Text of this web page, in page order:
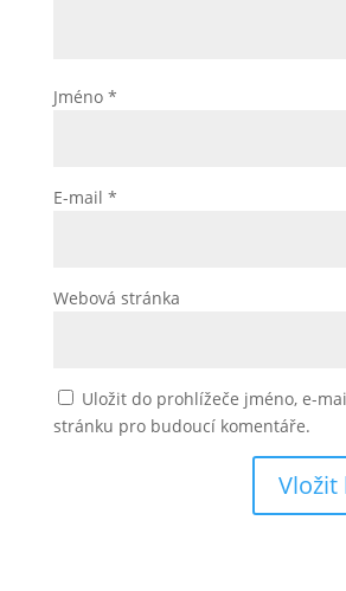
Jméno *
E-mail *
Webová stránka
Uložit do prohlížeče jméno, e-
stránku pro budoucí komentáře.